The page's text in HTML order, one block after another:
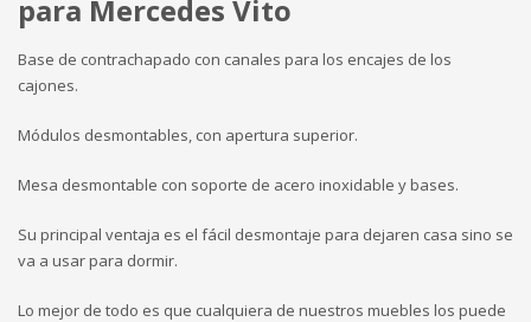
para Mercedes Vito
Base de contrachapado con canales para los encajes de los
cajones.
Módulos desmontables, con apertura superior.
Mesa desmontable con soporte de acero inoxidable y bases.
Su principal ventaja es el fácil desmontaje para dejaren casa sino se
va a usar para dormir.
Lo mejor de todo es que cualquiera de nuestros muebles los puede